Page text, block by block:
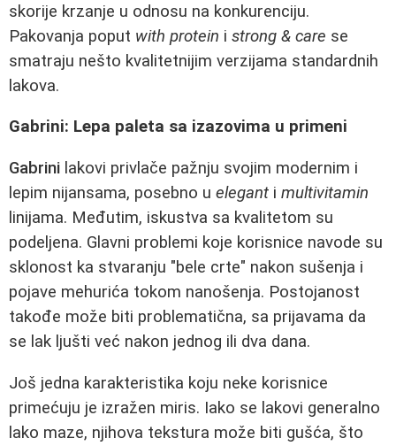
skorije krzanje u odnosu na konkurenciju.
Pakovanja poput with protein i strong & care se
smatraju nešto kvalitetnijim verzijama standardnih
lakova.
Gabrini: Lepa paleta sa izazovima u primeni
Gabrini lakovi privlače pažnju svojim modernim i
lepim nijansama, posebno u elegant i multivitamin
linijama. Međutim, iskustva sa kvalitetom su
podeljena. Glavni problemi koje korisnice navode su
sklonost ka stvaranju "bele crte" nakon sušenja i
pojave mehurića tokom nanošenja. Postojanost
takođe može biti problematična, sa prijavama da
se lak ljušti već nakon jednog ili dva dana.
Još jedna karakteristika koju neke korisnice
primećuju je izražen miris. Iako se lakovi generalno
lako maze, njihova tekstura može biti gušća, što